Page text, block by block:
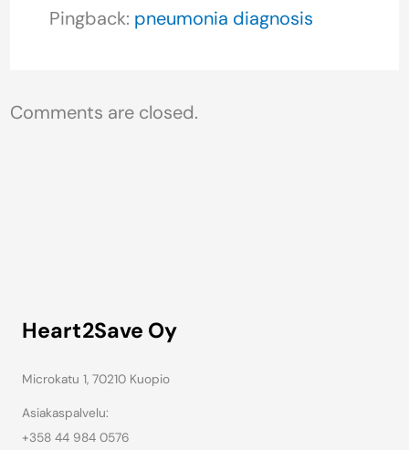
Pingback: pneumonia diagnosis
Comments are closed.
Heart2Save Oy
Microkatu 1, 70210 Kuopio
Asiakaspalvelu:
+358 44 984 0576